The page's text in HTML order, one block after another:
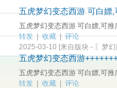
五虎梦幻变态西游 可白嫖,
五虎梦幻变态西游 可白嫖,可
转发|收藏|评论
2025-03-10 [来自版块 - 〖梦
五虎梦幻变态西游
五虎梦幻变态西游 可白嫖,可
转发 | 收藏 | 评论